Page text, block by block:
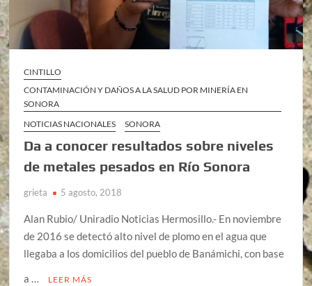
CINTILLO
CONTAMINACIÓN Y DAÑOS A LA SALUD POR MINERÍA EN
SONORA
NOTICIAS NACIONALES
SONORA
Da a conocer resultados sobre niveles
de metales pesados en Río Sonora
grieta 5 agosto, 2018
Alan Rubio/ Uniradio Noticias Hermosillo.- En noviembre
de 2016 se detectó alto nivel de plomo en el agua que
llegaba a los domicilios del pueblo de Banámichi, con base
a …
LEER MÁS